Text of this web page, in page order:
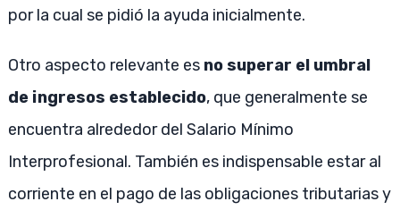
por la cual se pidió la ayuda inicialmente.
Otro aspecto relevante es no superar el umbral
de ingresos establecido, que generalmente se
encuentra alrededor del Salario Mínimo
Interprofesional. También es indispensable estar al
corriente en el pago de las obligaciones tributarias y